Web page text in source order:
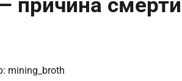
mining_broth